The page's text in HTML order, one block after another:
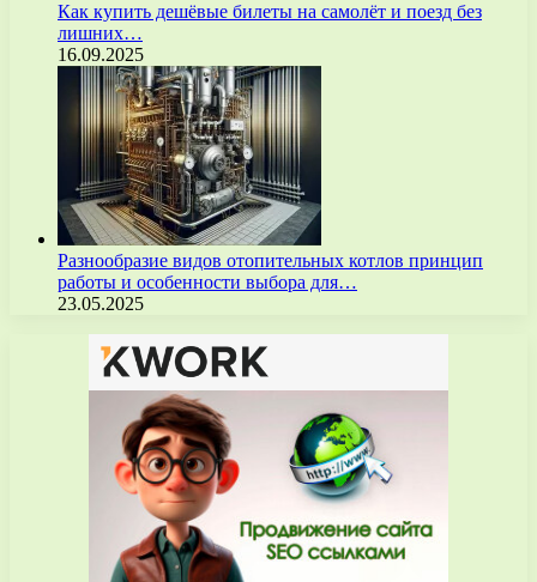
Как купить дешёвые билеты на самолёт и поезд без
лишних…
16.09.2025
Разнообразие видов отопительных котлов принцип
работы и особенности выбора для…
23.05.2025